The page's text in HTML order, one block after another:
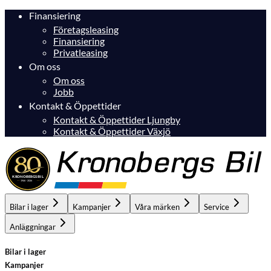
Finansiering
Företagsleasing
Finansiering
Privatleasing
Om oss
Om oss
Jobb
Kontakt & Öppettider
Kontakt & Öppettider Ljungby
Kontakt & Öppettider Växjö
Bilar i lager Kampanjer Våra märken Service
Anläggningar
Bilar i lager
Kampanjer